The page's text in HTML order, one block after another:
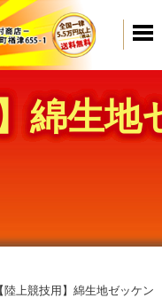
綿生地
【陸上競技用】綿生地ゼッケン